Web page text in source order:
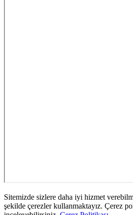
Sitemizde sizlere daha iyi hizmet
şekilde çerezler kullanmaktayız. Çerez